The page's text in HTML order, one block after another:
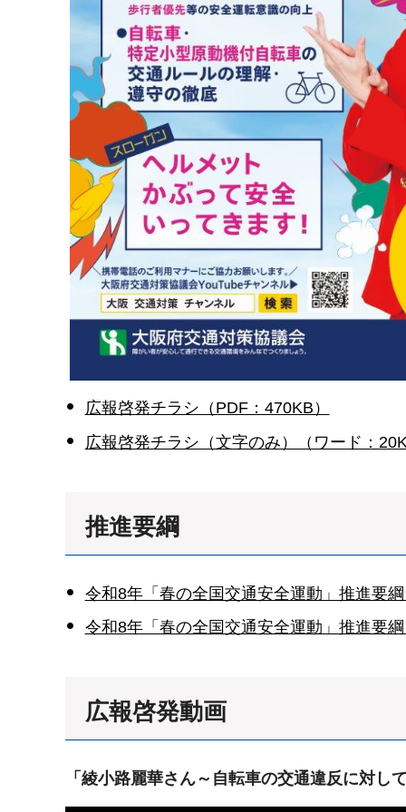
広報啓発チラシ（PDF：470KB）
広報啓発チラシ（文字のみ）（ワード：
推進要綱
令和8年「春の全国交通安全運動」推進要
令和8年「春の全国交通安全運動」推進要
広報啓発動画
「綾小路麗華さん～自転車の交通違反に対し